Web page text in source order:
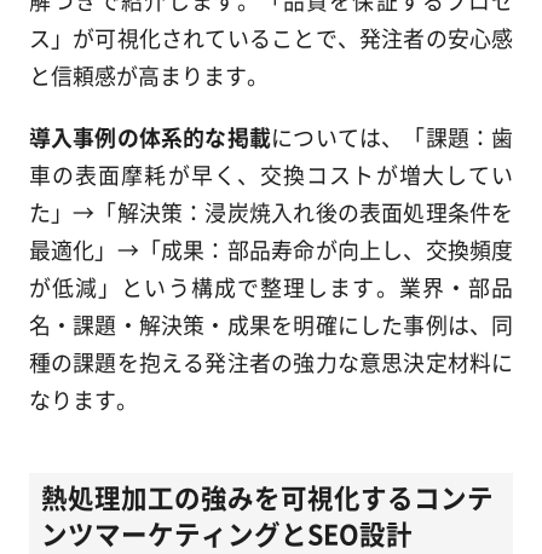
ス」が可視化されていることで、発注者の安心感
と信頼感が高まります。
導入事例の体系的な掲載については、「課題：歯
車の表面摩耗が早く、交換コストが増大してい
た」→「解決策：浸炭焼入れ後の表面処理条件を
最適化」→「成果：部品寿命が向上し、交換頻度
が低減」という構成で整理します。業界・部品
名・課題・解決策・成果を明確にした事例は、同
種の課題を抱える発注者の強力な意思決定材料に
なります。
熱処理加工の強みを可視化するコンテ
ンツマーケティングとSEO設計